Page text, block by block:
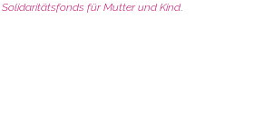
Solidaritätsfonds für Mutter und Kind.